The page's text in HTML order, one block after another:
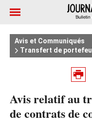
Avis et Communiqués
Transfert de
Avis relatif au
de contrats de